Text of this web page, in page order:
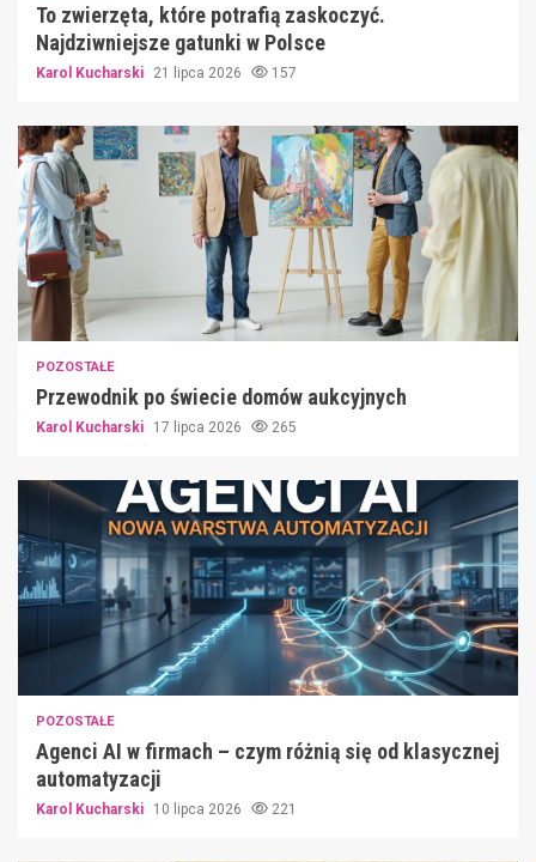
To zwierzęta, które potrafią zaskoczyć.
Najdziwniejsze gatunki w Polsce
Karol Kucharski 21 lipca 2026 157
POZOSTAŁE
Przewodnik po świecie domów aukcyjnych
Karol Kucharski 17 lipca 2026 265
POZOSTAŁE
Agenci AI w firmach – czym różnią się od klasycznej
automatyzacji
Karol Kucharski 10 lipca 2026 221